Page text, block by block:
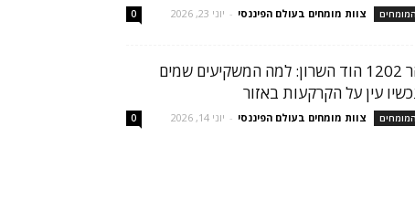
המומחים צוות מומחים בעולם הפיננסי - יוני 23, 2026 0
הר 1202 הוד השרון: למה המשקיעים שמים
עין על הקרקעות באזור
המומחים צוות מומחים בעולם הפיננסי - יוני 14, 2026 0